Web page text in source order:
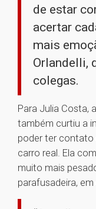
de estar
acertar
mais
Orlandelli,
colegas.
Para Julia Costa,
também curtiu a
poder ter contato
carro real. Ela
muito mais
parafusadeira,